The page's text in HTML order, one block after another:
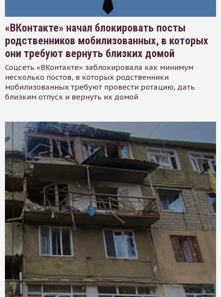
«ВКонтакте» начал блокировать посты
родственников мобилизованных, в которых
они требуют вернуть близких домой
Соцсеть «ВКонтакте» заблокировала как минимум
несколько постов, в которых родственники
мобилизованных требуют провести ротацию, дать
близким отпуск и вернуть их домой